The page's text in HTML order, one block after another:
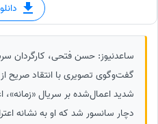
ساعدنیوز: حسن فتحی، کارگردان
گفت‌وگوی تصویری با انتقاد صریح
شدید اعمال‌شده بر سریال «زمانه»،
دچار سانسور شد که او به نشانه